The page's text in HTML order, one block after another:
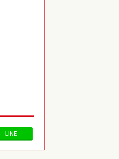
LINE